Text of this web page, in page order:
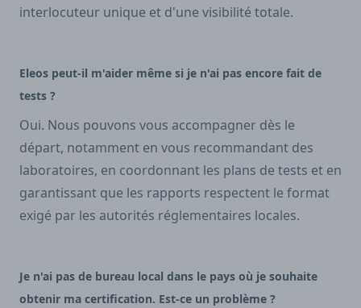
interlocuteur unique et d'une visibilité totale.
Eleos peut-il m'aider même si je n'ai pas encore fait de
tests ?
Oui. Nous pouvons vous accompagner dès le
départ, notamment en vous recommandant des
laboratoires, en coordonnant les plans de tests et en
garantissant que les rapports respectent le format
exigé par les autorités réglementaires locales.
Je n'ai pas de bureau local dans le pays où je souhaite
obtenir ma certification. Est-ce un problème ?